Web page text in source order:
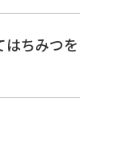
ちみつを